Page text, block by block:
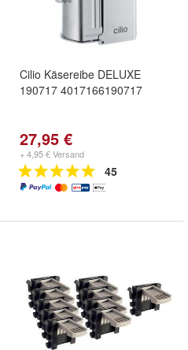
Cilio Käsereibe DELUXE
190717 4017166190717
27,95 €
+ 4,95 € Versand
45